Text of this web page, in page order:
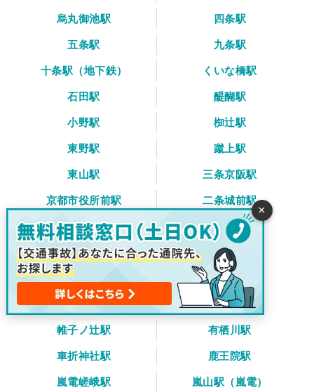
烏丸御池駅
四条駅
五条駅
九条駅
十条駅（地下鉄）
くいな橋駅
石田駅
醍醐駅
小野駅
椥辻駅
東野駅
蹴上駅
東山駅
三条京阪駅
京都市役所前駅
二条城前駅
西大路御池駅
太秦天神川駅
四条大宮駅
西大路三条駅
山ノ内駅
嵐電天神川駅
蚕ノ社駅
太秦広隆寺駅
帷子ノ辻駅
有栖川駅
車折神社駅
鹿王院駅
嵐電嵯峨駅
嵐山駅（嵐電）
×